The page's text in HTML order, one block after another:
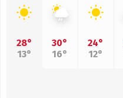
28°
13°
30°
16°
24°
12°